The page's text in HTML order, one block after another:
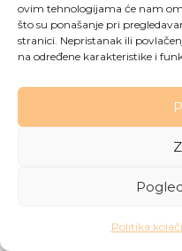
ovim tehnologijama će nam
što su ponašanje pri
stranici. Nepristanak ili
na određene karakteristike i
Politika
Made with